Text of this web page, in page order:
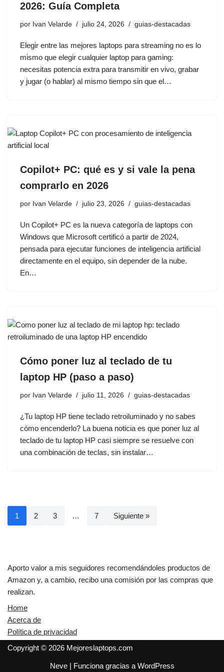
2026: Guía Completa
por Ivan Velarde julio 24, 2026 guias-destacadas
Elegir entre las mejores laptops para streaming no es lo
mismo que elegir cualquier laptop para gaming:
necesitas potencia extra para transmitir en vivo, grabar
y jugar (o hablar) al mismo tiempo sin que el…
Copilot+ PC: qué es y si vale la pena
comprarlo en 2026
por Ivan Velarde julio 23, 2026 guias-destacadas
Un Copilot+ PC es la nueva categoría de laptops con
Windows que Microsoft certificó a partir de 2024,
pensada para ejecutar funciones de inteligencia artificial
directamente en el equipo, sin depender de la nube.
En…
Cómo poner luz al teclado de tu
laptop HP (paso a paso)
por Ivan Velarde julio 11, 2026 guias-destacadas
¿Tu laptop HP tiene teclado retroiluminado y no sabes
cómo encenderlo? La buena noticia es que poner luz al
teclado de tu laptop HP casi siempre se resuelve con
una combinación de teclas, sin instalar…
1 2 3 … 7 Siguiente »
Aporto valor a mis seguidores recomendándoles productos de
Amazon y, a cambio, recibo una comisión por las compras que
realizan.
Home
Acerca de
Política de privacidad
Copyright © 2026 Mejoreslaptops.com
Neve| Funciona gracias a WordPress